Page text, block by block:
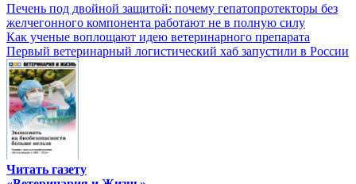
Печень под двойной защитой: почему гепатопротекторы без
желчегонного компонента работают не в полную силу
Как ученые воплощают идею ветеринарного препарата
Первый ветеринарный логистический хаб запустили в России
Читать газету